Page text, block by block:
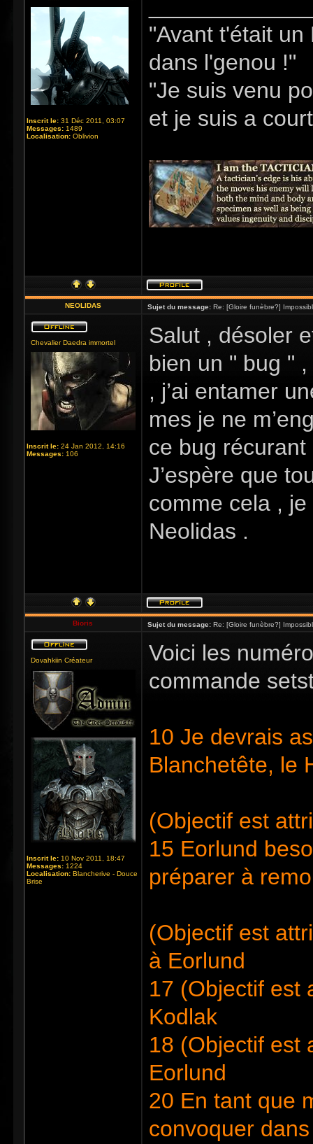
Inscrit le: 31 Déc 2011, 03:07
Messages: 1489
Localisation: Oblivion
"Avant t'était
dans l'genou !"
"Je suis venu
et je suis a
NEOLIDAS Sujet du message: Re: [Gloire funèbre?]
Chevalier Daedra immortel
Inscrit le: 24 Jan 2012, 14:16
Messages: 106
Salut , désoler
bien un " bug " ,
, j’ai entamer
mes je ne
ce bug récurant
J’espère que
comme cela ,
Neolidas .
Bioris Sujet du message: Re: [Gloire funèbre?]
Dovahkiin Créateur
Inscrit le: 10 Nov 2011, 18:47
Messages: 1224
Localisation: Blancherive - Douce
Brise
Voici les
commande
10 Je devrais
Blanchetête, le
(Objectif est
15 Eorlund
préparer à
(Objectif est
à Eorlund
17 (Objectif est
Kodlak
18 (Objectif est
Eorlund
20 En tant que
convoquer